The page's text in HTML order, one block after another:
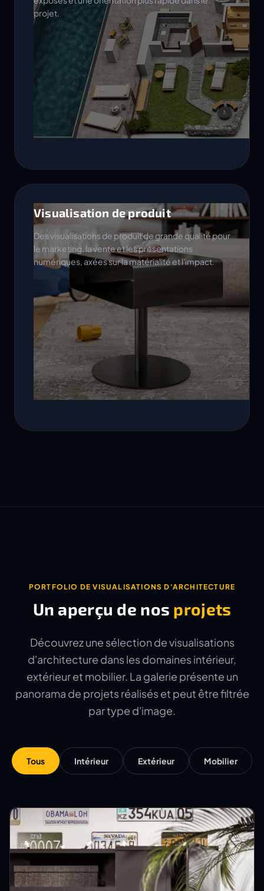
projet.
Visualisation de produit
Des visualisations de produit de grande qualité pour
le marketing, la vente et les présentations
numériques, axées sur la matérialité et l'impact.
PORTFOLIO DE VISUALISATIONS D'ARCHITECTURE
Un aperçu de nos projets
Découvrez une sélection de visualisations
d'architecture dans les domaines intérieur,
extérieur et mobilier. La galerie présente un
panorama de projets réalisés et peut être filtrée
par type d'image.
Tous Intérieur Extérieur Mobilier